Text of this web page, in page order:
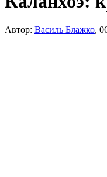
Автор: Василь Блажко,